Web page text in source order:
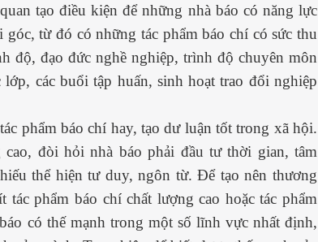
tạo điều kiện để những nhà báo có năng lực
từ đó có những tác phẩm báo chí có sức thu
độ, đạo đức nghề nghiệp, trình độ chuyên môn
các buổi tập huấn, sinh hoạt trao đổi nghiệp
phẩm báo chí hay, tạo dư luận tốt trong xã hội.
đòi hỏi nhà báo phải đầu tư thời gian, tâm
thể hiện tư duy, ngôn từ. Để tạo nên thương
phẩm báo chí chất lượng cao hoặc tác phẩm
có thế mạnh trong một số lĩnh vực nhất định,